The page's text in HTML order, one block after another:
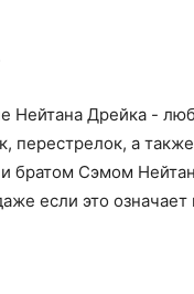
Нейтана Дрейка -
перестрелок, а
братом Сэмом
если это